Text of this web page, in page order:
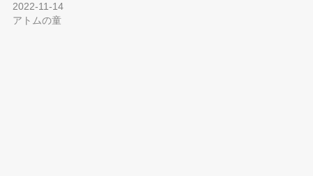
2022-11-14
アトムの童